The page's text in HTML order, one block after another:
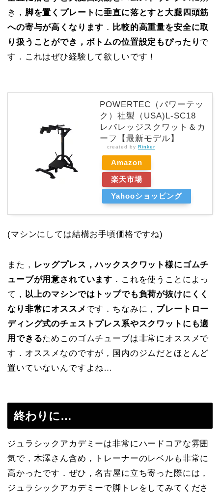
き， 脚を置くプレートに垂直に落とすと大腿四頭筋
への寄与が高くなります ． 比較的高重量を安全に取
り扱うことができ，ボトムの位置設定もぴったり で
す．これはぜひ経験して欲しいです！
POWERTEC（パワーテッ
ク）社製（USA)L-SC18
レバレッジスクワット＆カ
ーフ【最新モデル】
created by Rinker
Amazon
楽天市場
Yahooショッピング
(マシンにしては結構お手頃価格ですね)
また， レッグプレス，ハックスクワット様にゴムチ
ューブが用意されています ．これを使うことによっ
て， 以上のマシンではトップでも負荷が抜けにくく
なり非常にオススメ です．ちなみに， プレートロー
ディング式のチェストプレス系やスクワットにも適
用できるためこのゴムチューブは非常にオススメで
す．オススメなのですが，国内のジムだとほとんど
置いていないんですよね…
終わりに…
ジュラシックアカデミーは非常にハードコアな雰囲
気で，木澤さん含め，トレーナーのレベルも非常に
高かったです．ぜひ，名古屋に立ち寄った際には，
ジュラシックアカデミーで脚トレをしてみてくださ